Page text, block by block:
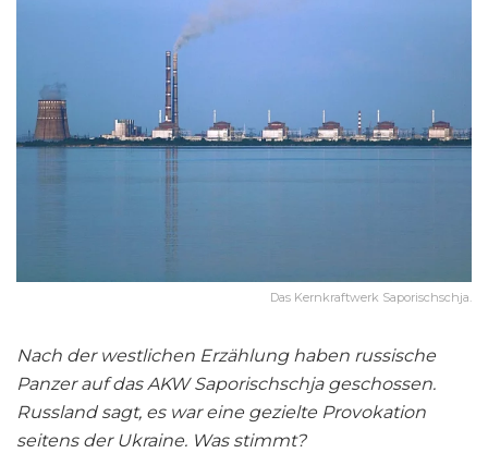
Das Kernkraftwerk Saporischschja.
Nach der westlichen Erzählung haben russische
Panzer auf das AKW Saporischschja geschossen.
Russland sagt, es war eine gezielte Provokation
seitens der Ukraine. Was stimmt?